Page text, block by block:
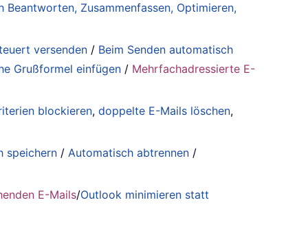
Zusammenfassen, Optimieren,
versenden / Beim Senden automatisch
Grußformel einfügen / Mehrfachadressierte E-
blockieren,doppelte E-Mails löschen,
speichern /Automatisch abtrennen /
E-Mails/Outlook minimieren statt